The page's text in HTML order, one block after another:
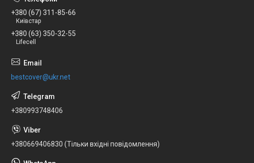
+380 (67) 311-85-66
Київстар
+380 (63) 350-32-55
Lifecell
bestcover@ukr.net
+380993748406
+380669406830 (Тільки вхідні повідомлення)